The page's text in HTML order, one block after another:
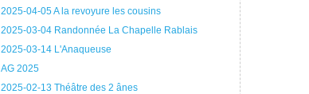
2025-04-05 A la revoyure les cousins
2025-03-04 Randonnée La Chapelle Rablais
2025-03-14 L'Anaqueuse
AG 2025
2025-02-13 Théâtre des 2 ânes